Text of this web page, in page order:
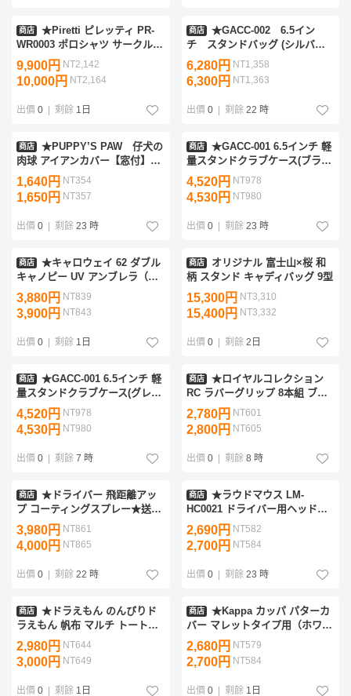
商店
★Piretti ピレッティ PR-
WR0003 ポロシャツ サークルP
ロゴ入（ホワイト）LL ★送料無
料★
9,900円 NT2,142
10,000円 NT2,164
出價 0 | 剩餘 1日
商店
★GACC-002 6.5イン
チ スタンドバッグ (シルバ
ー)★クラブケース/軽量キャデ
ィバッグ/ミニバッグ/ミニスタ
ンド/1.8キロ/48インチ対応★
6,280円 NT1,358
6,300円 NT1,363
出價 0 | 剩餘 22 時
商店
★PUPPY’S PAW 仔犬の
肉球 アイアンカバー【窓付】8
個組(レッド)★送料無料★
1,640円 NT354
1,650円 NT357
出價 0 | 剩餘 23 時
商店
★GACC-001 6.5インチ 軽
量スタンドクラブケース(ブラッ
ク)★
4,520円 NT978
4,530円 NT980
出價 0 | 剩餘 23 時
商店
★キャロウェイ 62 ダブル
キャノピー UV アンブレラ（ホ
ワイト×ブラック）ゴルフ傘 US
モデル★
3,880円 NT839
3,900円 NT843
出價 0 | 剩餘 1日
商店
オリジナル 富士山×桜 和
柄 スタンド キャディバッグ 9型
15,300円 NT3,310
15,400円 NT3,332
出價 0 | 剩餘 2日
商店
★GACC-001 6.5インチ 軽
量スタンドクラブケース(グレ
ー)★
4,520円 NT978
4,530円 NT980
出價 0 | 剩餘 7 時
商店
★ロイヤルコレクション
RC ラバーグリップ 8本組 ブラ
ック バックライン無し★送料無
料★RCB24GR0001/ロイコレ★
2,780円 NT601
2,800円 NT605
出價 0 | 剩餘 8 時
商店
★ドライバー 飛距離アッ
プ コーティングスプレー★送料
無料★
3,980円 NT861
4,000円 NT865
出價 0 | 剩餘 22 時
商店
★ラウドマウス LM-
HC0021 ドライバー用ヘッドカ
バー Shiver Me Timbers
S/W（284）シバーミーティンバ
ーズ S/W★
2,690円 NT582
2,700円 NT584
出價 0 | 剩餘 23 時
商店
★ドラえもん のんびりド
ラえもん 帆布 マルチ トートバ
ッグ 2層タイプ 保冷機能有
アイムドラえもん ミニトート/
カートポーチ★
2,980円 NT644
3,000円 NT649
出價 0 | 剩餘 1日
商店
★Kappa カッパ パターカ
バー マレットタイプ用（ホワイ
ト）KP-HC0001/MT★
2,680円 NT579
2,700円 NT584
出價 0 | 剩餘 1日